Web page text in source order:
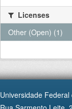
Licenses
Other (Open) (1)
Universidade